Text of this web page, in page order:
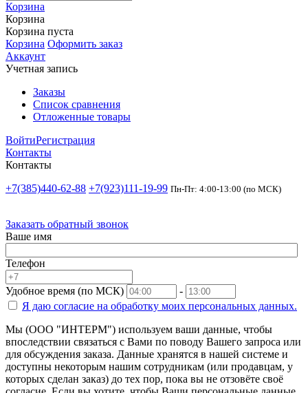
Корзина
Корзина
Корзина пуста
Корзина Оформить заказ
Аккаунт
Учетная запись
Заказы
Список сравнения
Отложенные товары
ВойтиРегистрация
Контакты
Контакты
+7(385)440-62-88 +7(923)111-19-99 Пн-Пт: 4:00-13:00 (по МСК)
Заказать обратный звонок
Ваше имя
Телефон
Удобное время (по МСК)
-
Я даю согласие на обработку моих персональных данных.
Мы (ООО "ИНТЕРМ") используем ваши данные, чтобы
впоследствии связаться с Вами по поводу Вашего запроса или
для обсуждения заказа. Данные хранятся в нашей системе и
доступны некоторым нашим сотрудникам (или продавцам, у
которых сделан заказ) до тех пор, пока вы не отзовёте своё